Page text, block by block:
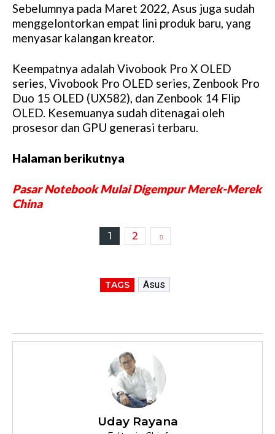
Sebelumnya pada Maret 2022, Asus juga sudah
menggelontorkan empat lini produk baru, yang
menyasar kalangan kreator.
Keempatnya adalah Vivobook Pro X OLED
series, Vivobook Pro OLED series, Zenbook Pro
Duo 15 OLED (UX582), dan Zenbook 14 Flip
OLED. Kesemuanya sudah ditenagai oleh
prosesor dan GPU generasi terbaru.
Halaman berikutnya
Pasar Notebook Mulai Digempur Merek-Merek
China
1 2
TAGS Asus
Uday Rayana